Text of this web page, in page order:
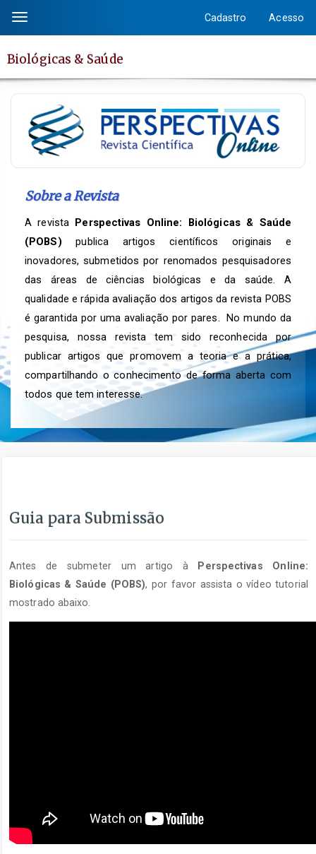
conteúdo
da
Navegação
Principal
principal
Lateral
Toggle
navigation
Cadastro Acesso
Biológicas & Saúde
Sobre a Revista
A revista Perspectivas Online: Biológicas & Saúde
(POBS) publica artigos científicos originais e
inovadores, submetidos por renomados pesquisadores
das áreas de ciências biológicas e da saúde. A
qualidade e rápida avaliação dos artigos da revista POBS
é garantida por uma avaliação por pares. No mundo da
pesquisa, nossa revista tem sido reconhecida por
publicar artigos que promovem a teoria e a prática,
compartilhando o conhecimento de forma aberta com
todos que tem interesse.
Guia para Submissão
Antes de submeter um artigo à
Perspectivas Online:
Biológicas & Saúde (POBS), por favor assista o vídeo tutorial
mostrado abaixo.